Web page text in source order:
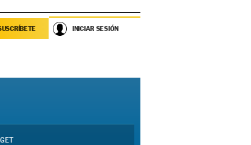
INICIAR SESIÓN